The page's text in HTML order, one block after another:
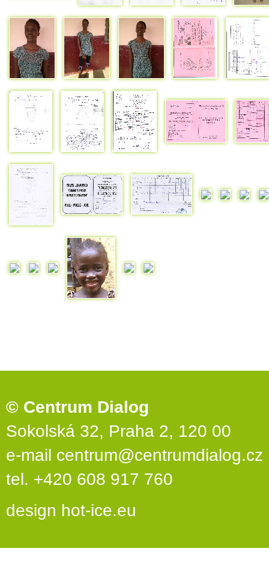
© Centrum Dialog
Sokolská 32, Praha 2, 120 00
e-mail centrum@centrumdialog.cz
tel. +420 608 917 760
design hot-ice.eu